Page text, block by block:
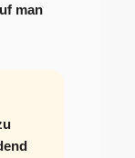
man